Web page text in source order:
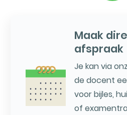
Maak
afspraak
Je kan via
de docent
voor bijles,
of